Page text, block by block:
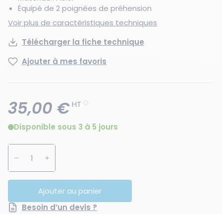
Équipé de 2 poignées de préhension
Voir plus de caractéristiques techniques
Télécharger la fiche technique
Ajouter à mes favoris
35,00 €HT
Disponible sous 3 à 5 jours
Augmenter la quantité
Ajouter au panier
Besoin d’un devis ?